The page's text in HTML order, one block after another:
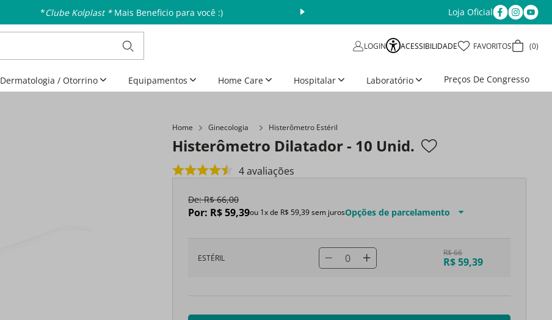
*Clube Kolplast *Mais Beneficio para você :) Aproveite as Ofertas da Semana Últimos dias
Loja Oficial
LOGIN ACESSIBILIDADE FAVORITOS 0
Dermatologia / Otorrino Equipamentos Home Care Hospitalar Laboratório Preços De Congresso
Home Ginecologia Histerômetro Estéril
Histerômetro Dilatador - 10 Unid.
4avaliações
De:R$ 66,00
Por: R$59,39ou 1x de R$ 59,39sem jurosOpções de parcelamento
ESTÉRIL 0 R$ 66
R$ 59,39